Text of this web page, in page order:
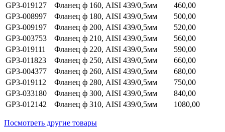
GP3-019127
Фланец ф 160, AISI 439/0,5мм
460,00
GP3-008997
Фланец ф 180, AISI 439/0,5мм
500,00
GP3-009197
Фланец ф 200, AISI 439/0,5мм
520,00
GP3-003753
Фланец ф 210, AISI 439/0,5мм
560,00
GP3-019111
Фланец ф 220, AISI 439/0,5мм
590,00
GP3-011823
Фланец ф 250, AISI 439/0,5мм
660,00
GP3-004377
Фланец ф 260, AISI 439/0,5мм
680,00
GP3-019112
Фланец ф 280, AISI 439/0,5мм
750,00
GP3-033180
Фланец ф 300, AISI 439/0,5мм
840,00
GP3-012142
Фланец ф 310, AISI 439/0,5мм 1080,00
Посмотреть другие товары